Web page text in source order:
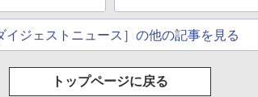
イジェストニュース］の他の記事を見る
トップページに戻る